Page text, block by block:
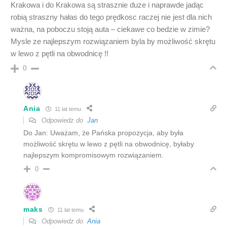
Krakowa i do Krakowa są strasznie duze i naprawde jadąc
robią straszny hałas do tego prędkosc raczej nie jest dla nich
ważna, na poboczu stoją auta – ciekawe co bedzie w zimie?
Mysle ze najlepszym rozwiązaniem byla by możliwość skrętu
w lewo z pętli na obwodnicę !!
0
Ania 11 lat temu
Odpowiedz do Jan
Do Jan: Uważam, że Pańska propozycja, aby była
możliwość skrętu w lewo z pętli na obwodnicę, byłaby
najlepszym kompromisowym rozwiązaniem.
0
maks 11 lat temu
Odpowiedz doAnia